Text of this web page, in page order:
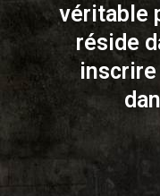
véritable
réside